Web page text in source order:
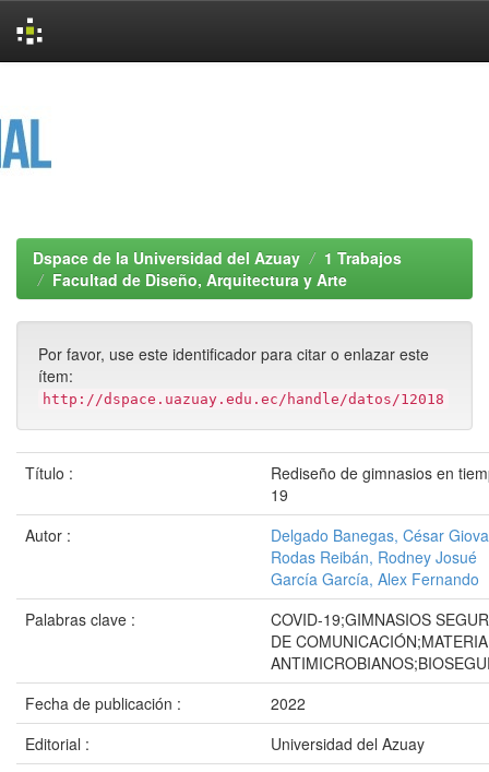
Dspace de la Universidad del Azuay
1 Trabajos
Facultad de Diseño, Arquitectura y Arte
Por favor, use este identificador para citar o enlazar este
ítem:
http://dspace.uazuay.edu.ec/handle/datos/12018
Título :
Rediseño de gimnasios en
19
Autor :
Delgado Banegas, César
Rodas Reibán, Rodney Josué
García García, Alex Fernando
Palabras clave :
COVID-19;GIMNASIOS
DE
Fecha de publicación :
2022
Editorial :
Universidad del Azuay